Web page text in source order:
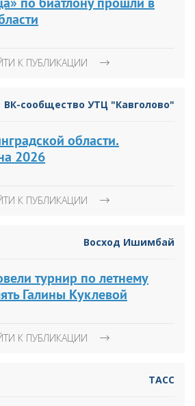
К ПУБЛИКАЦИИ
ВК-сообщество УТЦ "Кавголово"
области.
2026
К ПУБЛИКАЦИИ
Восход Ишимбай
турнир по летнему
Галины Куклевой
К ПУБЛИКАЦИИ
ТАСС